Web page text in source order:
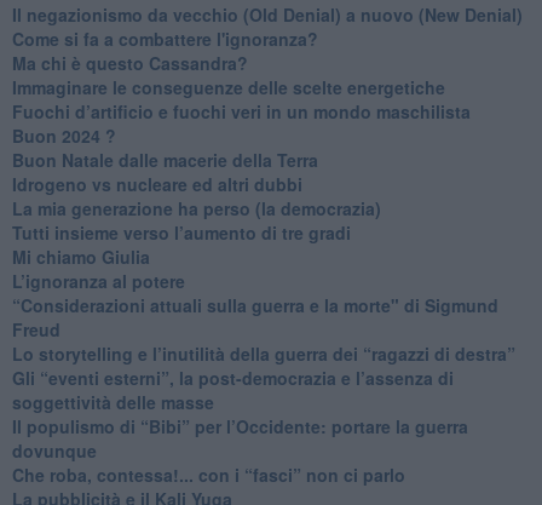
Il negazionismo da vecchio (Old Denial) a nuovo (New Denial)
Come si fa a combattere l'ignoranza?
Ma chi è questo Cassandra?
Immaginare le conseguenze delle scelte energetiche
​Fuochi d’artificio e fuochi veri in un mondo maschilista
Buon 2024 ?
​Buon Natale dalle macerie della Terra
​Idrogeno vs nucleare ed altri dubbi
​La mia generazione ha perso (la democrazia)
​Tutti insieme verso l’aumento di tre gradi
Mi chiamo Giulia
L’ignoranza al potere
​“Considerazioni attuali sulla guerra e la morte" di Sigmund
Freud
​Lo storytelling e l’inutilità della guerra dei “ragazzi di destra”
​Gli “eventi esterni”, la post-democrazia e l’assenza di
soggettività delle masse
​Il populismo di “Bibi” per l’Occidente: portare la guerra
dovunque
​Che roba, contessa!... con i “fasci” non ci parlo
La pubblicità e il Kali Yuga